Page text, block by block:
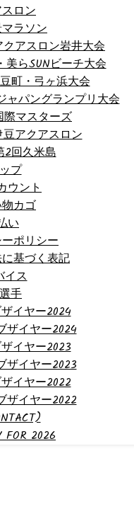
ロン
ラソン
アスロン岩井大会
美らSUNビーチ大会
町・弓ヶ浜大会
ャパングランプリ大会
マスターズ
アクアスロン
2回久米島
プ
ウント
カゴ
い
ポリシー
基づく表記
イス
手
イヤー2024
ザイヤー2024
イヤー2023
ザイヤー2023
イヤー2022
ザイヤー2022
FOR 2026